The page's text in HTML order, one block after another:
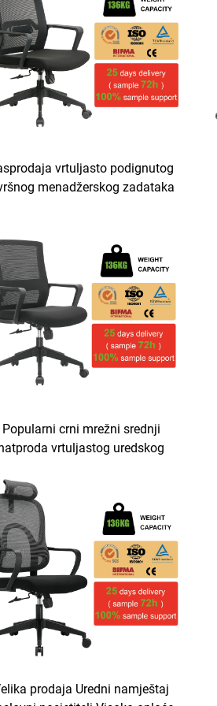
vrtuljasto podignutog
menadžerskog zadataka
Popularni crni mrežni srednji
vrtuljastog uredskog
stolac za kućni ured
prodaja Uredni namještaj